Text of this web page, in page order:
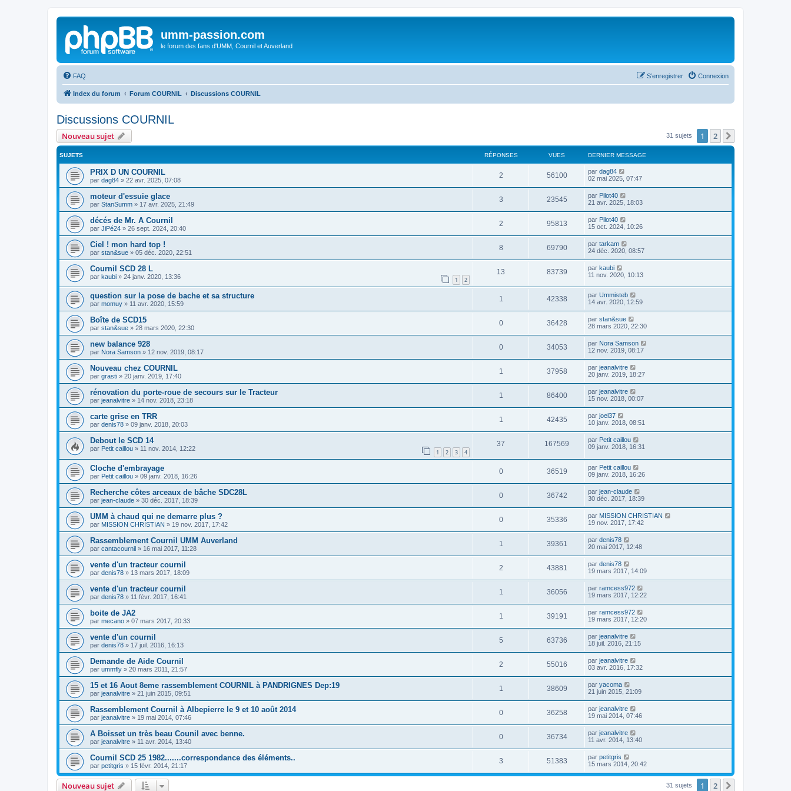
umm-passion.com
le forum des fans d'UMM, Cournil et Auverland
FAQ Connexion
S’enregistrer
Index du forum Forum COURNIL Discussions COURNIL
Discussions COURNIL
Nouveau sujet 31 sujets 1 2
SUJETS RÉPONSES VUES DERNIER MESSAGE
PRIX D UN COURNIL
par dag84 » 22 avr. 2025, 07:08
2 56100 par dag84
02 mai 2025, 07:47
moteur d'essuie glace
par StanSumm » 17 avr. 2025, 21:49
3 23545 par Pilot40
21 avr. 2025, 18:03
décés de Mr. A Cournil
par JiPé24 » 26 sept. 2024, 20:40
2 95813 par Pilot40
15 oct. 2024, 10:26
Ciel ! mon hard top !
par stan&sue » 05 déc. 2020, 22:51
8 69790 par tarkam
24 déc. 2020, 08:57
Cournil SCD 28 L
par kaubi » 24 janv. 2020, 13:36 1 2
13 83739 par kaubi
11 nov. 2020, 10:13
question sur la pose de bache et sa structure
par momuy » 11 avr. 2020, 15:59
1 42338 par Ummisteb
14 avr. 2020, 12:59
Boîte de SCD15
par stan&sue » 28 mars 2020, 22:30
0 36428 par stan&sue
28 mars 2020, 22:30
new balance 928
par Nora Samson » 12 nov. 2019, 08:17
0 34053 par Nora Samson
12 nov. 2019, 08:17
Nouveau chez COURNIL
par grasti » 20 janv. 2019, 17:40
1 37958 par jeanalvitre
20 janv. 2019, 18:27
rénovation du porte-roue de secours sur le Tracteur
par jeanalvitre » 14 nov. 2018, 23:18
1 86400 par jeanalvitre
15 nov. 2018, 00:07
carte grise en TRR
par denis78 » 09 janv. 2018, 20:03
1 42435 par joel37
10 janv. 2018, 08:51
Debout le SCD 14
par Petit caillou » 11 nov. 2014, 12:22 1 2 3 4
37 167569 par Petit caillou
09 janv. 2018, 16:31
Cloche d'embrayage
par Petit caillou » 09 janv. 2018, 16:26
0 36519 par Petit caillou
09 janv. 2018, 16:26
Recherche côtes arceaux de bâche SDC28L
par jean-claude » 30 déc. 2017, 18:39
0 36742 par jean-claude
30 déc. 2017, 18:39
UMM à chaud qui ne demarre plus ?
par MISSION CHRISTIAN » 19 nov. 2017, 17:42
0 35336 par MISSION CHRISTIAN
19 nov. 2017, 17:42
Rassemblement Cournil UMM Auverland
par cantacournil » 16 mai 2017, 11:28
1 39361 par denis78
20 mai 2017, 12:48
vente d'un tracteur cournil
par denis78 » 13 mars 2017, 18:09
2 43881 par denis78
19 mars 2017, 14:09
vente d'un tracteur cournil
par denis78 » 11 févr. 2017, 16:41
1 36056 par ramcess972
19 mars 2017, 12:22
boite de JA2
par mecano » 07 mars 2017, 20:33
1 39191 par ramcess972
19 mars 2017, 12:20
vente d'un cournil
par denis78 » 17 juil. 2016, 16:13
5 63736 par jeanalvitre
18 juil. 2016, 21:15
Demande de Aide Cournil
par ummfly » 20 mars 2011, 21:57
2 55016 par jeanalvitre
03 avr. 2016, 17:32
15 et 16 Aout 8eme rassemblement COURNIL à PANDRIGNES Dep:19
par jeanalvitre » 21 juin 2015, 09:51
1 38609 par yacoma
21 juin 2015, 21:09
Rassemblement Cournil à Albepierre le 9 et 10 août 2014
par jeanalvitre » 19 mai 2014, 07:46
0 36258 par jeanalvitre
19 mai 2014, 07:46
A Boisset un très beau Counil avec benne.
par jeanalvitre » 11 avr. 2014, 13:40
0 36734 par jeanalvitre
11 avr. 2014, 13:40
Cournil SCD 25 1982.......correspondance des éléments..
par petitgris » 15 févr. 2014, 21:17
3 51383 par petitgris
15 mars 2014, 20:42
Nouveau sujet 31 sujets 1 2